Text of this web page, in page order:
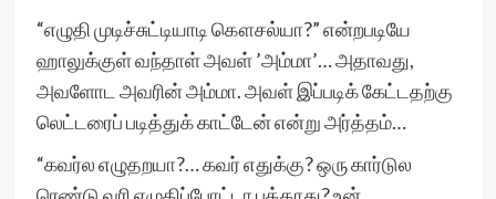
“எழுதி முடிச்சுட்டியாடி கௌசல்யா?” என்றபடியே
ஹாலுக்குள் வந்தாள் அவள் ’அம்மா’… அதாவது,
அவளோட அவரின் அம்மா. அவள் இப்படிக் கேட்டதற்கு
லெட்டரைப் படித்துக் காட்டேன் என்று அர்த்தம்…
“கவர்ல எழுதறயா?… கவர் எதுக்கு? ஒரு கார்டுல